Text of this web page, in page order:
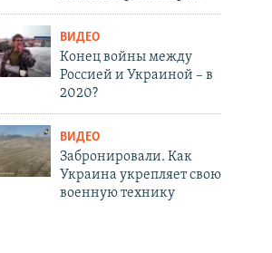
ВИДЕО
Конец войны между
Россией и Украиной – в
2020?
ВИДЕО
Забронировали. Как
Украина укрепляет свою
военную технику